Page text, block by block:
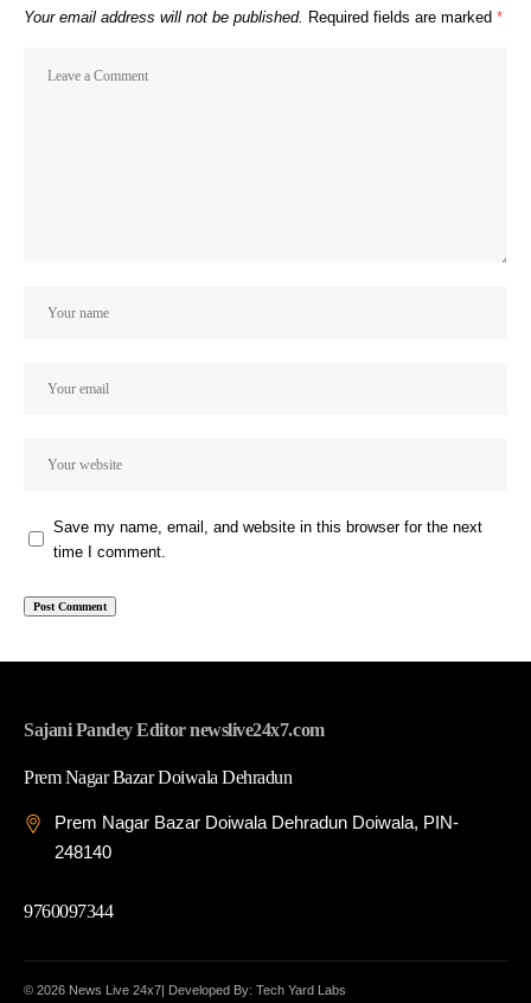
Your email address will not be published. Required fields are marked *
Save my name, email, and website in this browser for the next
time I comment.
Sajani Pandey Editor newslive24x7.com
Prem Nagar Bazar Doiwala Dehradun
Prem Nagar Bazar Doiwala Dehradun Doiwala, PIN-
248140
9760097344
© 2026 News Live 24x7| Developed By: Tech Yard Labs